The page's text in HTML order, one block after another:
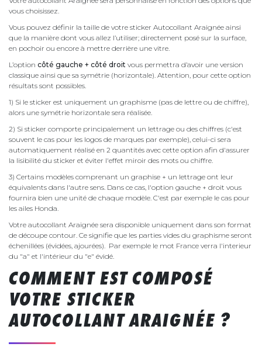
vous choisissez.
Vous pouvez définir la taille de votre sticker Autocollant Araignée ainsi
que la manière dont vous allez l’utiliser; directement posé sur la surface,
en pochoir ou encore à mettre derrière une vitre.
L’option côté gauche + côté droit vous permettra d’avoir une version
classique ainsi que sa symétrie (horizontale). Attention, pour cette option
résultats sont possibles.
1) Si le sticker est uniquement un graphisme (pas de lettre ou de chiffre),
alors une symétrie horizontale sera réalisée.
2) Si sticker comporte principalement un lettrage ou des chiffres (c'est
souvent le cas pour les logos de marques par exemple), celui-ci sera
automatiquement réalisé en 2 quantités avec cette option afin d'assurer
la lisibilité du sticker et éviter l'effet miroir des mots ou chiffre.
3) Certains modèles comprenant un graphise + un lettrage ont leur
équivalents dans l'autre sens. Dans ce cas, l'option gauche + droit vous
fournira bien une unité de chaque modèle. C'est par exemple le cas pour
les ailes Honda.
Votre autocollant Araignée sera disponible uniquement dans son format
de découpe contour. Ce signifie que les parties vides du graphisme seront
échenillées (évidées, ajourées). Par exemple le mot France verra l'interieur
du "a" et l'intérieur du "e" évidé.
COMMENT EST COMPOSÉ
VOTRE STICKER
AUTOCOLLANT ARAIGNÉE ?